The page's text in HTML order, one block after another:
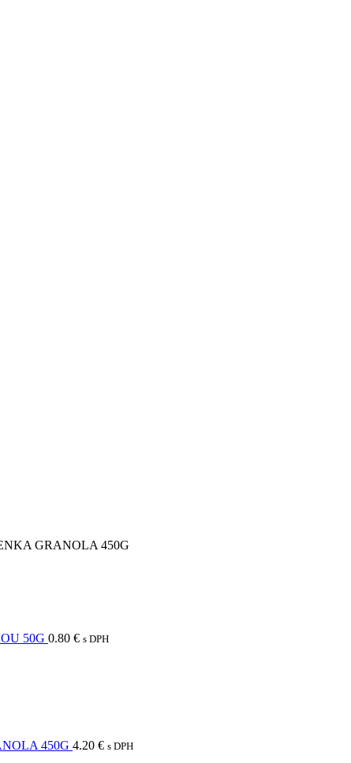
GRANOLA 450G
50G 0.80 € s DPH
450G 4.20 € s DPH